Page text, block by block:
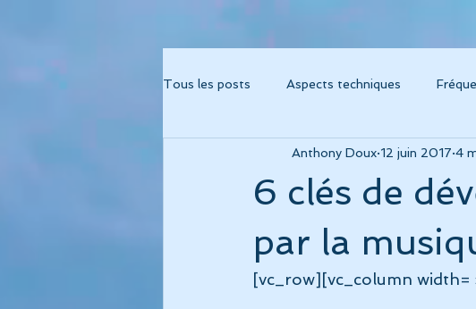
Tous les posts Aspects techniques
Album "Métamorphose" Album Caresse
Album "Fréquence 741" Album "Voyage
6 clés de
par la
Anthony Doux 12 juin 2017 4
[vc_row][vc_column width=